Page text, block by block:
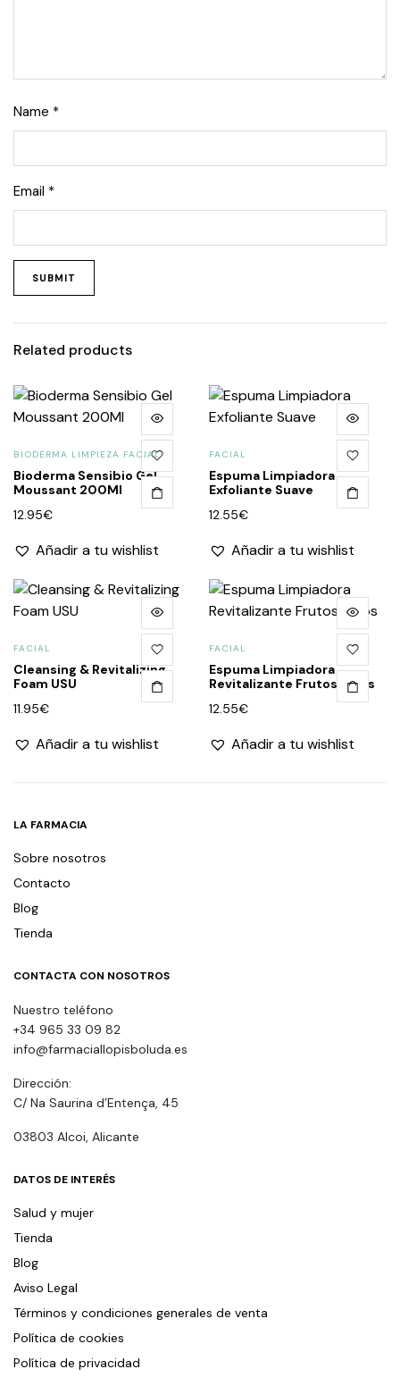
Name *
Email *
Related products
BIODERMA LIMPIEZA FACIAL
Bioderma Sensibio Gel
Moussant 200Ml
12.95€
Añadir a tu wishlist
FACIAL
Espuma Limpiadora
Exfoliante Suave
12.55€
Añadir a tu wishlist
FACIAL
Cleansing & Revitalizing
Foam USU
11.95€
Añadir a tu wishlist
FACIAL
Espuma Limpiadora
Revitalizante Frutos Rojos
12.55€
Añadir a tu wishlist
LA FARMACIA
Sobre nosotros
Contacto
Blog
Tienda
CONTACTA CON NOSOTROS
Nuestro teléfono
+34 965 33 09 82
info@farmaciallopisboluda.es
Dirección:
C/ Na Saurina d’Entença, 45
03803 Alcoi, Alicante
DATOS DE INTERÉS
Salud y mujer
Tienda
Blog
Aviso Legal
Términos y condiciones generales de venta
Política de cookies
Política de privacidad